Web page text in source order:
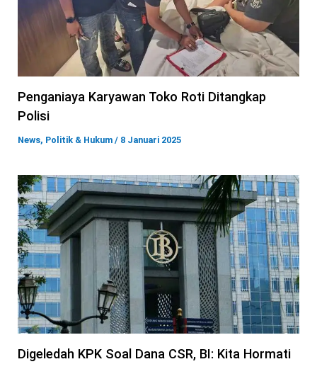
Penganiaya Karyawan Toko Roti Ditangkap
Polisi
News, Politik & Hukum / 8 Januari 2025
Digeledah KPK Soal Dana CSR, BI: Kita Hormati